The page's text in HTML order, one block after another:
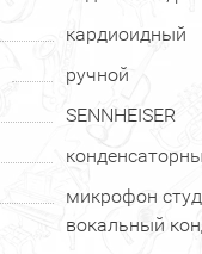
кардиоидный
ручной
SENNHEISER
микрофон
вокальный